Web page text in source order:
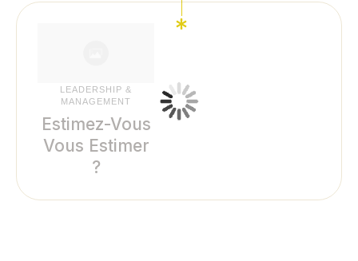
LEADERSHIP &
MANAGEMENT
Estimez-Vous
Vous Estimer
?